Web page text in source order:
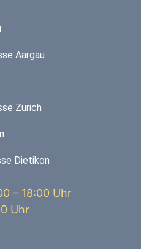
Aargau
Zürich
Dietikon
– 18:00 Uhr
Uhr